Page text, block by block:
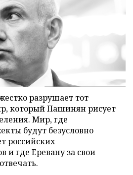
разрушает тот
который Пашинян рисует
Мир, где
будут безусловно
российских
и где Еревану за свои